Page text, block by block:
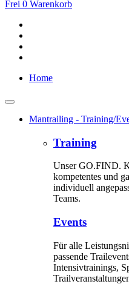
Frei 0 Warenkorb
Home
Mantrailing - Training/
Training
Unser GO.FIND.
kompetentes und
individuell
Teams.
Events
Für alle
passende
Intensivtrainings,